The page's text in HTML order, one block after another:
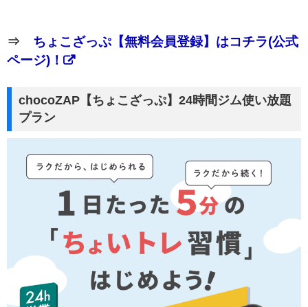
⇒ ちょこざっぷ【無料会員登録】はコチラ(公式
ページ)！
chocoZAP【ちょこざっぷ】24時間ジム使い放題
プラン